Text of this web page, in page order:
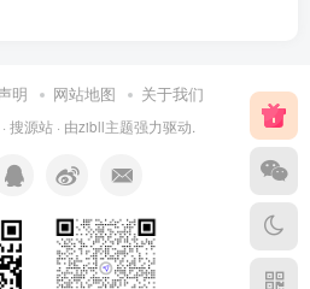
明 网站地图 关于我们
搜源站 · 由zibll主题强力驱动.